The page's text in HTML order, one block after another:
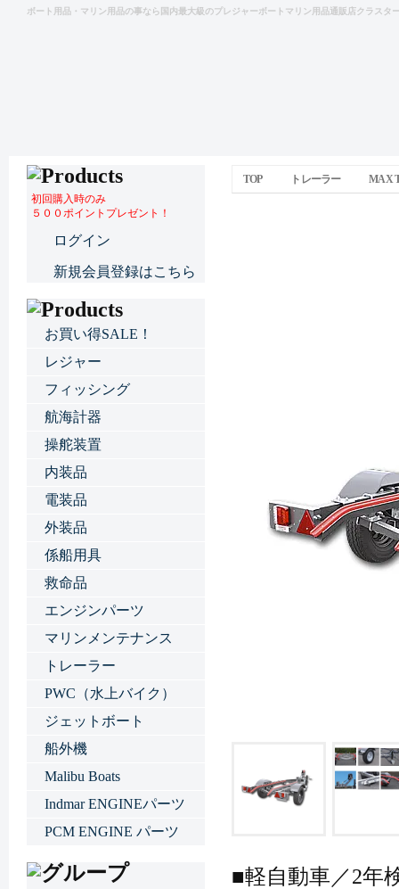
ボート用品・マリン用品の事なら国内最大級のプレジャーボートマリン用品通販店クラスタ
TOP トレーラー MAX
■軽自動車／2年
初回購入時のみ
５００ポイントプレゼント！
ログイン
新規会員登録はこちら
お買い得SALE！
レジャー
フィッシング
航海計器
操舵装置
内装品
電装品
外装品
係船用具
救命品
エンジンパーツ
マリンメンテナンス
トレーラー
PWC（水上バイク）
ジェットボート
船外機
Malibu Boats
Indmar ENGINEパーツ
PCM ENGINE パーツ